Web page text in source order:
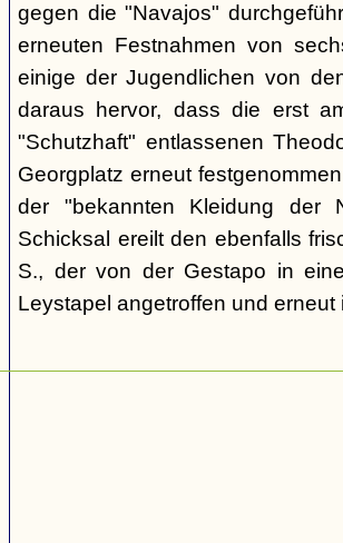
gegen die "Navajos"
erneuten Festnahmen von
einige der Jugendlichen von
daraus hervor, dass die erst
"Schutzhaft" entlassenen
Georgplatz erneut
der "bekannten Kleidung der
Schicksal ereilt den ebenfalls
S., der von der Gestapo in
Leystapel angetroffen und